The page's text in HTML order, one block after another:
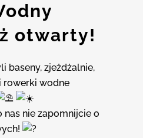
otwarty!
baseny, zjeżdżalnie,
rowerki wodne
nas nie zapomnijcie o